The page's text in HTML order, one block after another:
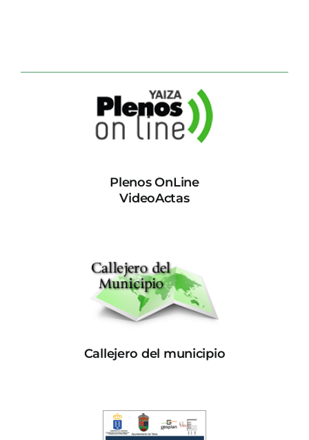
Plenos OnLine
VideoActas
Callejero del municipio